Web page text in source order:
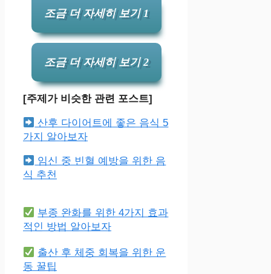
조금 더 자세히 보기 1
조금 더 자세히 보기 2
[주제가 비슷한 관련 포스트]
산후 다이어트에 좋은 음식 5
가지 알아보자
임신 중 빈혈 예방을 위한 음
식 추천
부종 완화를 위한 4가지 효과
적인 방법 알아보자
출산 후 체중 회복을 위한 운
동 꿀팁